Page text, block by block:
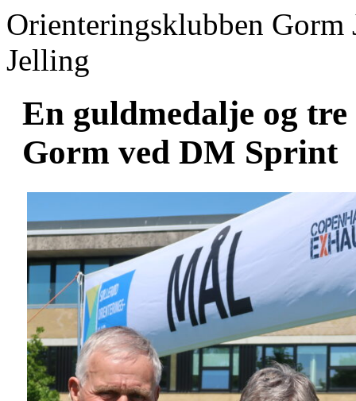
Orienteringsklubben
Jelling
En guldmedalje og
Gorm ved DM Sprint